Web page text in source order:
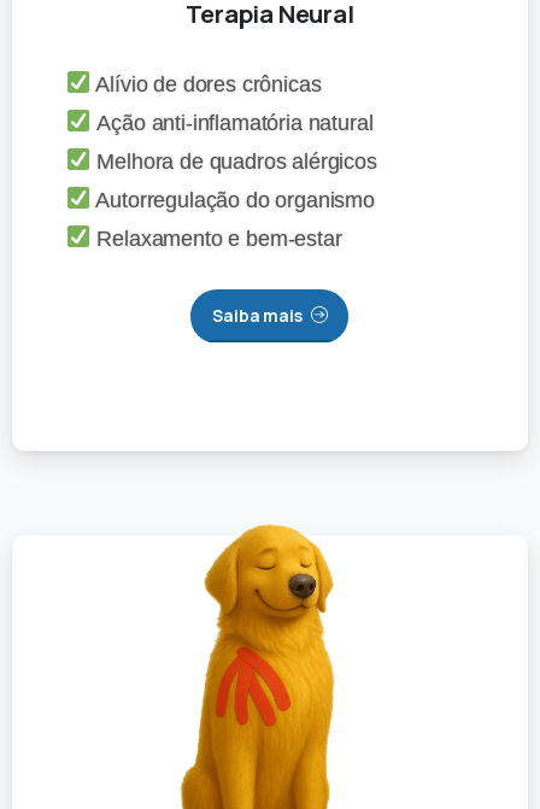
Terapia Neural
Alívio de dores crônicas
Ação anti-inflamatória natural
Melhora de quadros alérgicos
Autorregulação do organismo
Relaxamento e bem-estar
Saiba mais